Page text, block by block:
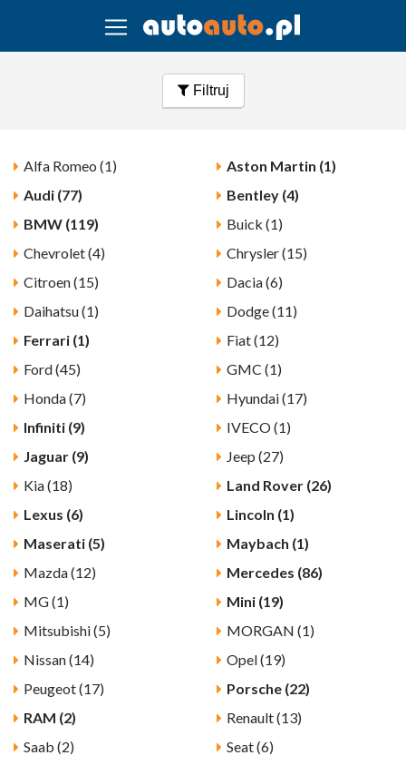
Filtruj
Alfa Romeo (1)
Aston Martin (1)
Audi (77)
Bentley (4)
BMW (119)
Buick (1)
Chevrolet (4)
Chrysler (15)
Citroen (15)
Dacia (6)
Daihatsu (1)
Dodge (11)
Ferrari (1)
Fiat (12)
Ford (45)
GMC (1)
Honda (7)
Hyundai (17)
Infiniti (9)
IVECO (1)
Jaguar (9)
Jeep (27)
Kia (18)
Land Rover (26)
Lexus (6)
Lincoln (1)
Maserati (5)
Maybach (1)
Mazda (12)
Mercedes (86)
MG (1)
Mini (19)
Mitsubishi (5)
MORGAN (1)
Nissan (14)
Opel (19)
Peugeot (17)
Porsche (22)
RAM (2)
Renault (13)
Saab (2)
Seat (6)